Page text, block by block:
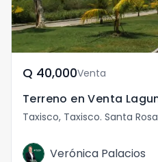
Q	40,000Venta
Taxisco, Taxisco. Santa Rosa
Verónica Palacios